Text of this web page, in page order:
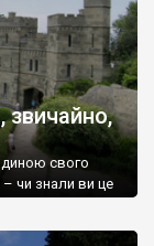
звичайно,
свого
чи знали ви це